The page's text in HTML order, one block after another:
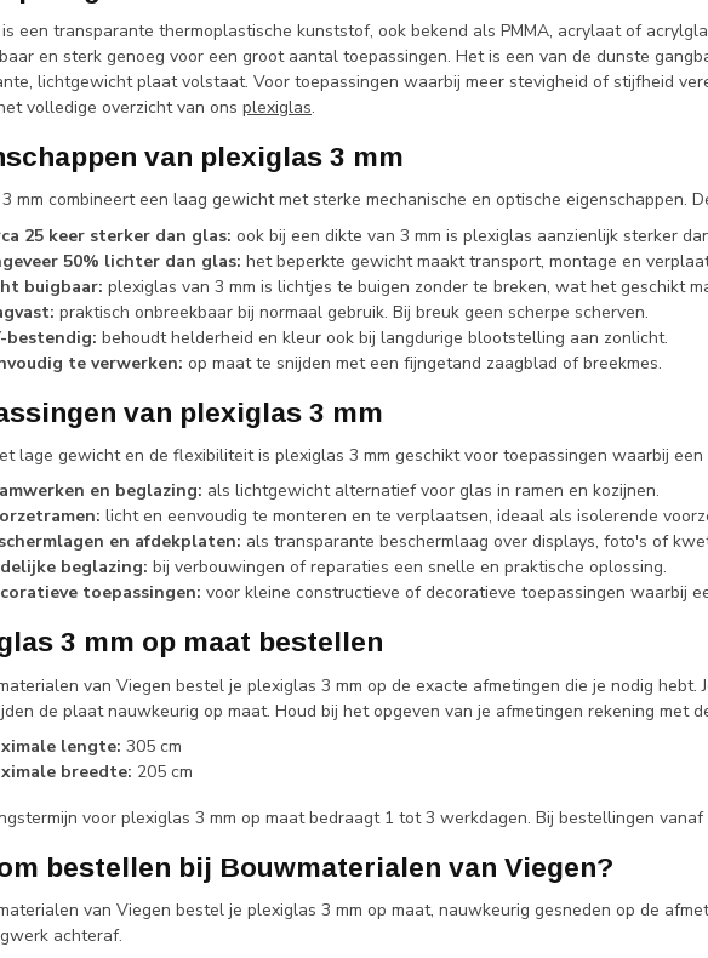
een transparante thermoplastische kunststof, ook bekend als PMMA, acrylaat of
en sterk genoeg voor een groot aantal toepassingen. Het is een van de dunste
lichtgewicht plaat volstaat. Voor toepassingen waarbij meer stevigheid of stijfheid
volledige overzicht van ons plexiglas.
van plexiglas 3 mm
mm combineert een laag gewicht met sterke mechanische en optische eigenschappen.
25 keer sterker dan glas: ook bij een dikte van 3 mm is plexiglas aanzienlijk sterker
50% lichter dan glas: het beperkte gewicht maakt transport, montage en
buigbaar: plexiglas van 3 mm is lichtjes te buigen zonder te breken, wat het geschikt
praktisch onbreekbaar bij normaal gebruik. Bij breuk geen scherpe scherven.
bestendig: behoudt helderheid en kleur ook bij langdurige blootstelling aan zonlicht.
te verwerken: op maat te snijden met een fijngetand zaagblad of breekmes.
van plexiglas 3 mm
lage gewicht en de flexibiliteit is plexiglas 3 mm geschikt voor toepassingen waarbij
en beglazing: als lichtgewicht alternatief voor glas in ramen en kozijnen.
licht en eenvoudig te monteren en te verplaatsen, ideaal als isolerende
en afdekplaten: als transparante beschermlaag over displays, foto's of
beglazing: bij verbouwingen of reparaties een snelle en praktische oplossing.
toepassingen: voor kleine constructieve of decoratieve toepassingen waarbij
3 mm op maat bestellen
van Viegen bestel je plexiglas 3 mm op de exacte afmetingen die je nodig
de plaat nauwkeurig op maat. Houd bij het opgeven van je afmetingen rekening met
lengte: 305 cm
breedte: 205 cm
voor plexiglas 3 mm op maat bedraagt 1 tot 3 werkdagen. Bij bestellingen
bestellen bij Bouwmaterialen van Viegen?
van Viegen bestel je plexiglas 3 mm op maat, nauwkeurig gesneden op de
achteraf.